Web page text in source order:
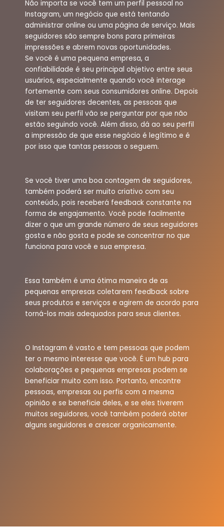
Não importa se você tem um perfil pessoal no
Instagram, um negócio que está tentando
administrar online ou uma página de serviço. Mais
seguidores são sempre bons para primeiras
impressões e abrem novas oportunidades.
Se você é uma pequena empresa, a
confiabilidade é seu principal objetivo entre seus
usuários, especialmente quando você interage
fortemente com seus consumidores online. Depois
de ter seguidores decentes, as pessoas que
visitam seu perfil vão se perguntar por que não
estão seguindo você. Além disso, dá ao seu perfil
a impressão de que esse negócio é legítimo e é
por isso que tantas pessoas o seguem.
Se você tiver uma boa contagem de seguidores,
também poderá ser muito criativo com seu
conteúdo, pois receberá feedback constante na
forma de engajamento. Você pode facilmente
dizer o que um grande número de seus seguidores
gosta e não gosta e pode se concentrar no que
funciona para você e sua empresa.
Essa também é uma ótima maneira de as
pequenas empresas coletarem feedback sobre
seus produtos e serviços e agirem de acordo para
torná-los mais adequados para seus clientes.
O Instagram é vasto e tem pessoas que podem
ter o mesmo interesse que você. É um hub para
colaborações e pequenas empresas podem se
beneficiar muito com isso. Portanto, encontre
pessoas, empresas ou perfis com a mesma
opinião e se beneficie deles, e se eles tiverem
muitos seguidores, você também poderá obter
alguns seguidores e crescer organicamente.